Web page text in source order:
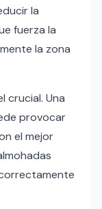
la
fuerza la
la zona
crucial. Una
provocar
el mejor